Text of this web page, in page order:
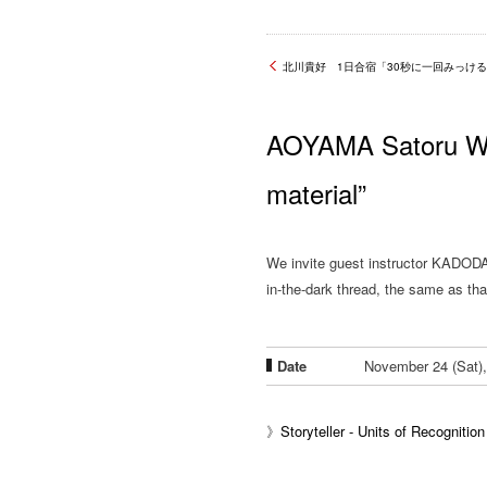
北川貴好 1日合宿「30秒に一回みっけ
AOYAMA Satoru
material”
We invite guest instructor
in-the-dark thread, the same as
Date November 24
》 Storyteller - Units of Recognition